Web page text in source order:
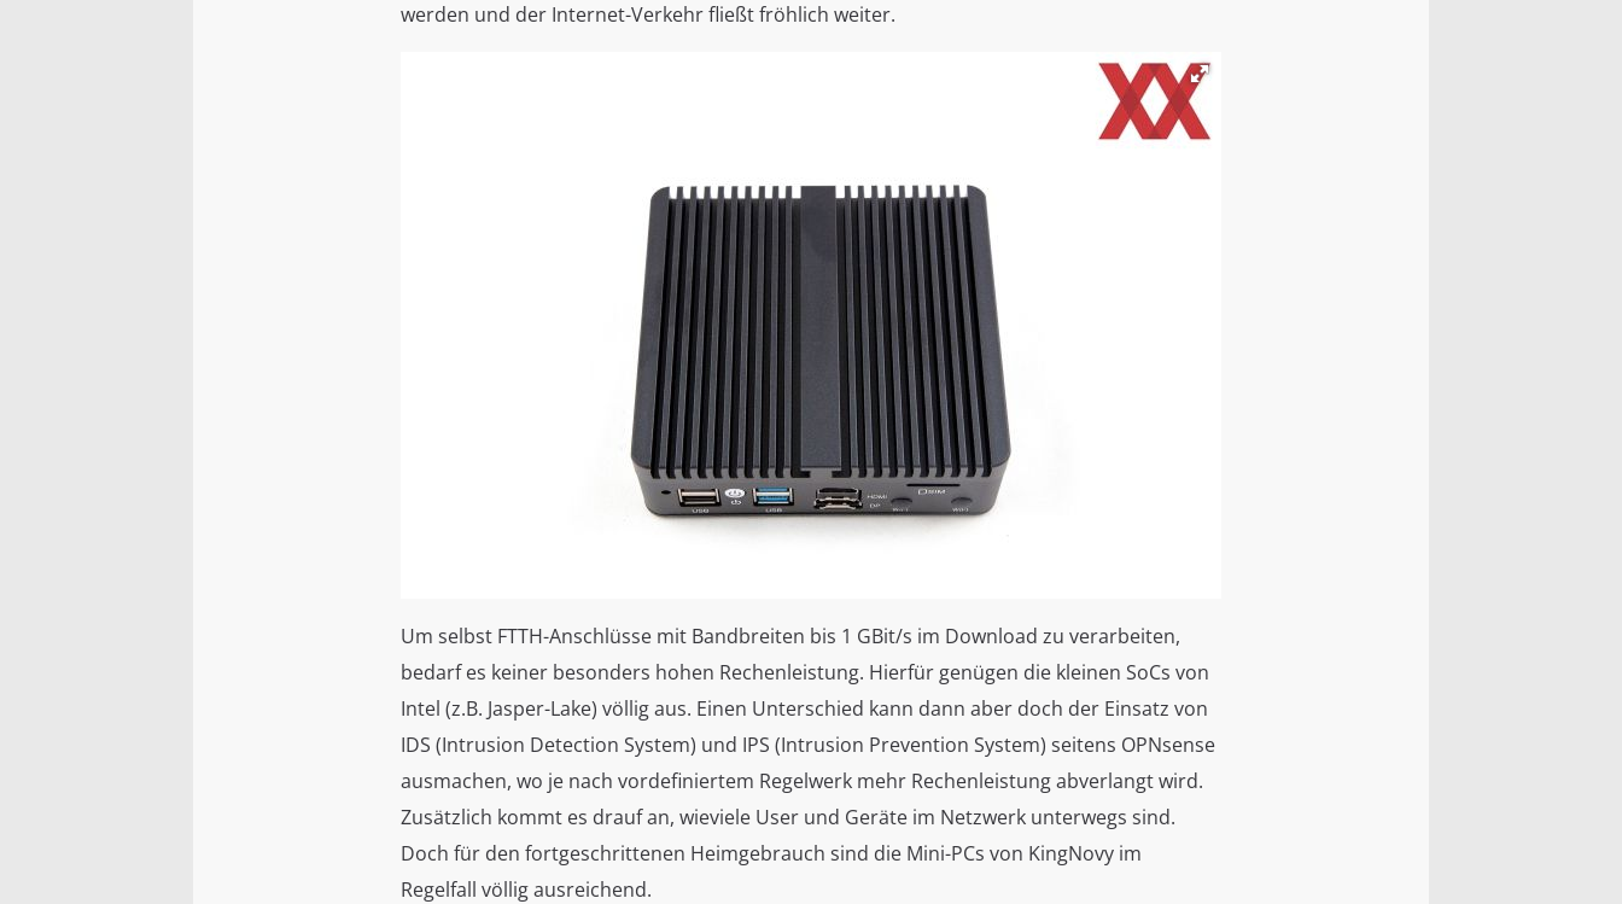
werden und der Internet-Verkehr fließt fröhlich weiter.
Um selbst FTTH-Anschlüsse mit Bandbreiten bis 1 GBit/s im Download zu verarbeiten,
bedarf es keiner besonders hohen Rechenleistung. Hierfür genügen die kleinen SoCs von
Intel (z.B. Jasper-Lake) völlig aus. Einen Unterschied kann dann aber doch der Einsatz von
IDS (Intrusion Detection System) und IPS (Intrusion Prevention System) seitens OPNsense
ausmachen, wo je nach vordefiniertem Regelwerk mehr Rechenleistung abverlangt wird.
Zusätzlich kommt es drauf an, wieviele User und Geräte im Netzwerk unterwegs sind.
Doch für den fortgeschrittenen Heimgebrauch sind die Mini-PCs von KingNovy im
Regelfall völlig ausreichend.